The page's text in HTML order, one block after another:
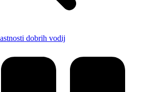
dobrih vodij